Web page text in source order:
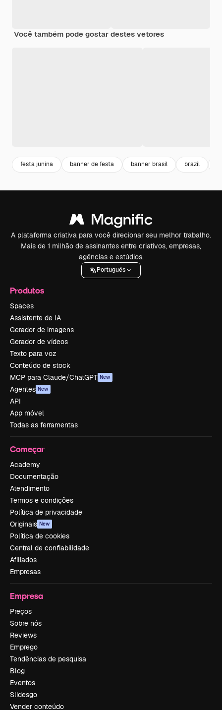
Você também pode gostar destes vetores
festa junina banner de festa banner brasil brazil
A plataforma criativa para você direcionar seu melhor trabalho.
Mais de 1 milhão de assinantes entre criativos, empresas,
agências e estúdios.
Português
Produtos
Spaces
Assistente de IA
Gerador de imagens
Gerador de vídeos
Texto para voz
Conteúdo de stock
MCP para Claude/ChatGPT New
Agentes New
API
App móvel
Todas as ferramentas
Começar
Academy
Documentação
Atendimento
Termos e condições
Política de privacidade
Originais New
Política de cookies
Central de confiabilidade
Afiliados
Empresas
Empresa
Preços
Sobre nós
Reviews
Emprego
Tendências de pesquisa
Blog
Eventos
Slidesgo
Vender conteúdo